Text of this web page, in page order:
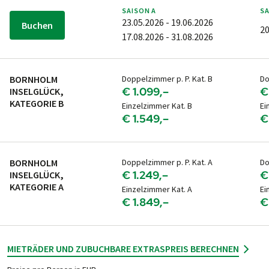
mög­lich zu bu­chen. Bitte aber erst nach Er­halt Ihrer
PEDALO Buchungs­be­stä­ti­gung. Danke!
Hier geht es zurFahrplanauskunft der Deutschen
Zum Reiseportal der
Österreichischen
Bundesbahnen
Link zur Fahrplanauskunft derSchweizerischen
PKW-ANREISE
Parkmöglichkeiten
Je nach gebuchtem Hotel stehen vor Ort verschiedene
Parkmöglichkeiten zur Verfügung. Detaillierte
Informationen dazu erhalten Sie im Falle einer Buchung
mit den Reiseunterlagen bzw. der Hotelliste.
Nächstgelegener Flughafen:Rostock-Laage (RLG)
Buchen
BORNHOLM
INSELGLÜCK,
KATEGORIE B
BORNHOLM
INSELGLÜCK,
KATEGORIE A
SAISON A
23.05.2026 - 19.06.2026
17.08.2026 - 31.08.2026
Doppelzimmer p. P. Kat. B
€ 1.099,–
Einzelzimmer Kat. B
€ 1.549,–
Doppelzimmer p. P. Kat. A
€ 1.249,–
Einzelzimmer Kat. A
€ 1.849,–
€
€
€
€
MIETRÄDER UND ZUBUCHBARE EXTRASPREIS BERECHNEN